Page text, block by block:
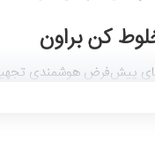
کن براون